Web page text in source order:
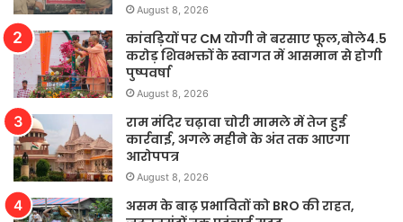
August 8, 2026
कांवड़ियों पर CM योगी ने बरसाए फूल,बोले4.5
करोड़ शिवभक्तों के स्वागत में आसमान से होगी
पुष्पवर्षा
August 8, 2026
राम मंदिर चढ़ावा चोरी मामले में तेज हुई
कार्रवाई, अगले महीने के अंत तक आएगा
आरोपपत्र
August 8, 2026
असम के बाढ़ प्रभावितों को BRO की राहत,